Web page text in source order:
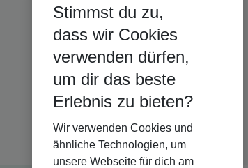
Stimmst du zu,
dass wir Cookies
verwenden dürfen,
um dir das beste
Erlebnis zu bieten?
Wir verwenden Cookies und
ähnliche Technologien, um
unsere Webseite für dich am